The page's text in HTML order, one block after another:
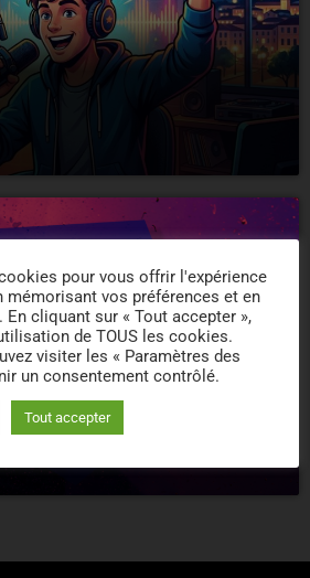
pour vous offrir l'expérience
mémorisant vos préférences et en
cliquant sur « Tout accepter »,
de TOUS les cookies.
visiter les « Paramètres des
un consentement contrôlé.
Tout accepter